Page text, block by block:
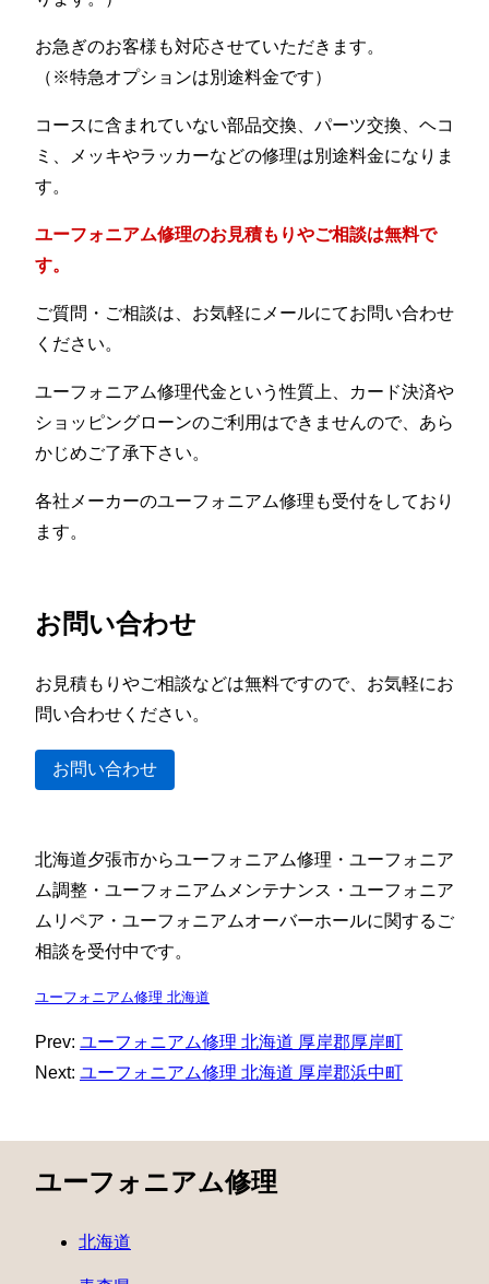
お急ぎのお客様も対応させていただきます。
（※特急オプションは別途料金です）
コースに含まれていない部品交換、パーツ交換、ヘコ
ミ、メッキやラッカーなどの修理は別途料金になりま
す。
ユーフォニアム修理のお見積もりやご相談は無料で
す。
ご質問・ご相談は、お気軽にメールにてお問い合わせ
ください。
ユーフォニアム修理代金という性質上、カード決済や
ショッピングローンのご利用はできませんので、あら
かじめご了承下さい。
各社メーカーのユーフォニアム修理も受付をしており
ます。
お問い合わせ
お見積もりやご相談などは無料ですので、お気軽にお
問い合わせください。
お問い合わせ
北海道夕張市からユーフォニアム修理・ユーフォニア
ム調整・ユーフォニアムメンテナンス・ユーフォニア
ムリペア・ユーフォニアムオーバーホールに関するご
相談を受付中です。
ユーフォニアム修理 北海道
Prev: ユーフォニアム修理 北海道 厚岸郡厚岸町
Next: ユーフォニアム修理 北海道 厚岸郡浜中町
ユーフォニアム修理
北海道